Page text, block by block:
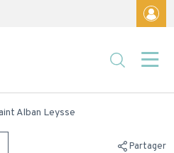
Alban Leysse
Partager